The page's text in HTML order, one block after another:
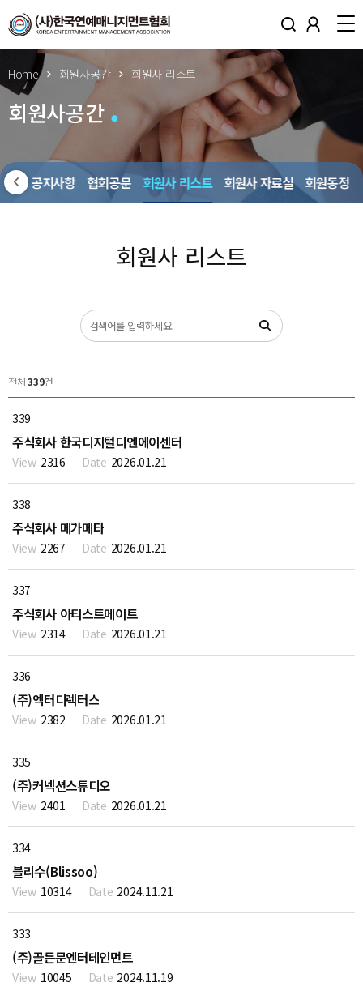
Home 회원사공간 회원사 리스트
회원사공간
원사 공지사항 협회공문 회원사 리스트 회원사 자료실 회원동정
회원사 리스트
전체339건
339
주식회사 한국디지털디엔에이센터
2316 2026.01.21
338
주식회사 메가메타
2267 2026.01.21
337
주식회사 아티스트메이트
2314 2026.01.21
336
(주)엑터디렉터스
2382 2026.01.21
335
(주)커넥션스튜디오
2401 2026.01.21
334
블리수(Blissoo)
10314 2024.11.21
333
(주)골든문엔터테인먼트
10045 2024.11.19